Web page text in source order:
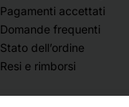
Pagamenti accettati
Domande frequenti
Stato dell’ordine
Resi e rimborsi